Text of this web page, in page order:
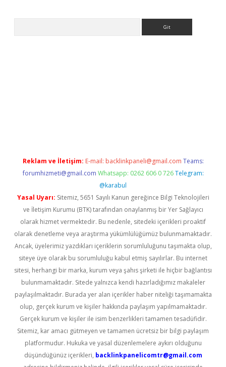
Reklam ve İletişim: E-mail: backlinkpaneli@gmail.com Teams:
forumhizmeti@gmail.com Whatsapp: 0262 606 0 726 Telegram:
@karabul
Yasal Uyarı: Sitemiz, 5651 Sayılı Kanun gereğince Bilgi Teknolojileri
ve İletişim Kurumu (BTK) tarafından onaylanmış bir Yer Sağlayıcı
olarak hizmet vermektedir. Bu nedenle, sitedeki içerikleri proaktif
olarak denetleme veya araştırma yükümlülüğümüz bulunmamaktadır.
Ancak, üyelerimiz yazdıkları içeriklerin sorumluluğunu taşımakta olup,
siteye üye olarak bu sorumluluğu kabul etmiş sayılırlar. Bu internet
sitesi, herhangi bir marka, kurum veya şahıs şirketi ile hiçbir bağlantısı
bulunmamaktadır. Sitede yalnızca kendi hazırladığımız makaleler
paylaşılmaktadır. Burada yer alan içerikler haber niteliği taşımamakta
olup, gerçek kurum ve kişiler hakkında paylaşım yapılmamaktadır.
Gerçek kurum ve kişiler ile isim benzerlikleri tamamen tesadüfidir.
Sitemiz, kar amacı gütmeyen ve tamamen ücretsiz bir bilgi paylaşım
platformudur. Hukuka ve yasal düzenlemelere aykırı olduğunu
düşündüğünüz içerikleri, backlinkpanelicomtr@gmail.com